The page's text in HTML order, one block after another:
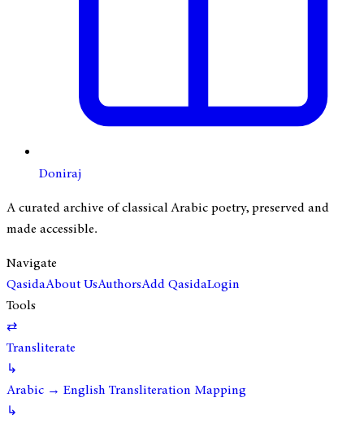
Doniraj
A curated archive of classical Arabic poetry, preserved and
made accessible.
Navigate
QasidaAbout UsAuthorsAdd QasidaLogin
Tools
⇄
Transliterate
↳
Arabic → English Transliteration Mapping
↳